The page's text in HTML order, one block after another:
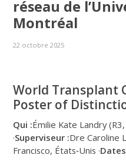
réseau de
Montréal
22 octobre 2025
World Transplant
Poster of
Qui :Émilie Kate Landry
·Superviseur :Dre Caroline
Francisco, États‑Unis ·